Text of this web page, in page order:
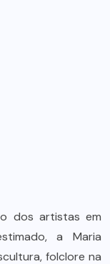
dos artistas em
a Maria
folclore na